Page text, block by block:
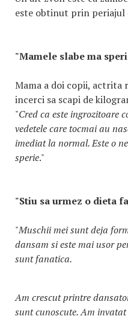
este obtinut prin periajul
"Mamele slabe ma
Mama a doi copii, actrita
incerci sa scapi de
"Cred ca este ingrozitoare
vedetele care tocmai au
imediat la normal. Este o
sperie."
"Stiu sa urmez o dieta
"Muschii mei sunt deja
dansam si este mai usor
sunt fanatica.
Am crescut printre
sunt cunoscute. Am